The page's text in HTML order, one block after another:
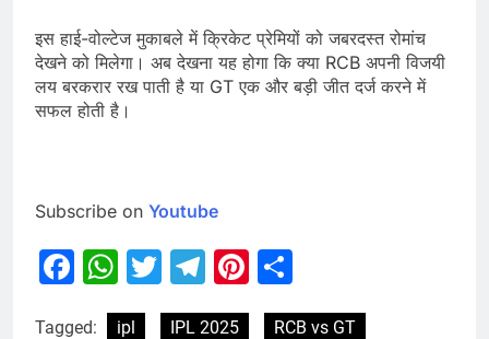
इस हाई-वोल्टेज मुकाबले में क्रिकेट प्रेमियों को जबरदस्त रोमांच
देखने को मिलेगा। अब देखना यह होगा कि क्या RCB अपनी विजयी
लय बरकरार रख पाती है या GT एक और बड़ी जीत दर्ज करने में
सफल होती है।
Subscribe on Youtube
Facebook
WhatsApp
Twitter
Telegram
Pinterest
Tagged: ipl IPL 2025
RCB vs GT